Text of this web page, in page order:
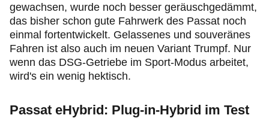
gewachsen, wurde noch besser geräuschgedämmt,
das bisher schon gute Fahrwerk des Passat noch
einmal fortentwickelt. Gelassenes und souveränes
Fahren ist also auch im neuen Variant Trumpf. Nur
wenn das DSG-Getriebe im Sport-Modus arbeitet,
wird's ein wenig hektisch.
Passat eHybrid: Plug‑in-Hybrid im Test